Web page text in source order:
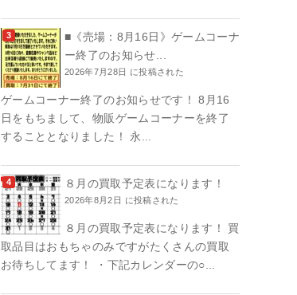
■《売場：8月16日》ゲームコーナ
ー終了のお知らせ...
2026年7月28日 に投稿された
ゲームコーナー終了のお知らせです！ 8月16
日をもちまして、物販ゲームコーナーを終了
することとなりました！ 永...
８月の買取予定表になります！
2026年8月2日 に投稿された
８月の買取予定表になります！ 買
取品目はおもちゃのみですがたくさんの買取
お待ちしてます！ ・下記カレンダーの○...